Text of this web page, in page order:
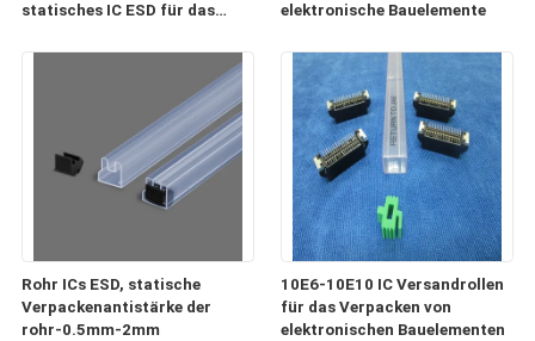
statisches IC ESD für das
elektronische Bauelemente
Rohr ICs ESD, statische
Verpackenantistärke der
rohr-0.5mm-2mm
10E6-10E10 IC Versandrollen
für das Verpacken von
elektronischen Bauelementen